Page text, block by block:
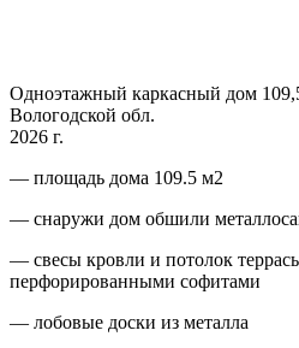
Одноэтажный каркасный дом
Вологодской обл.
2026 г.
— площадь дома 109.5 м2
— снаружи дом обшили
— свесы кровли и потолок
перфорированными софитами
— лобовые доски из металла